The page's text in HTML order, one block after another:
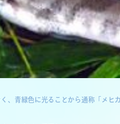
、青緑色に光ることから通称「メヒ